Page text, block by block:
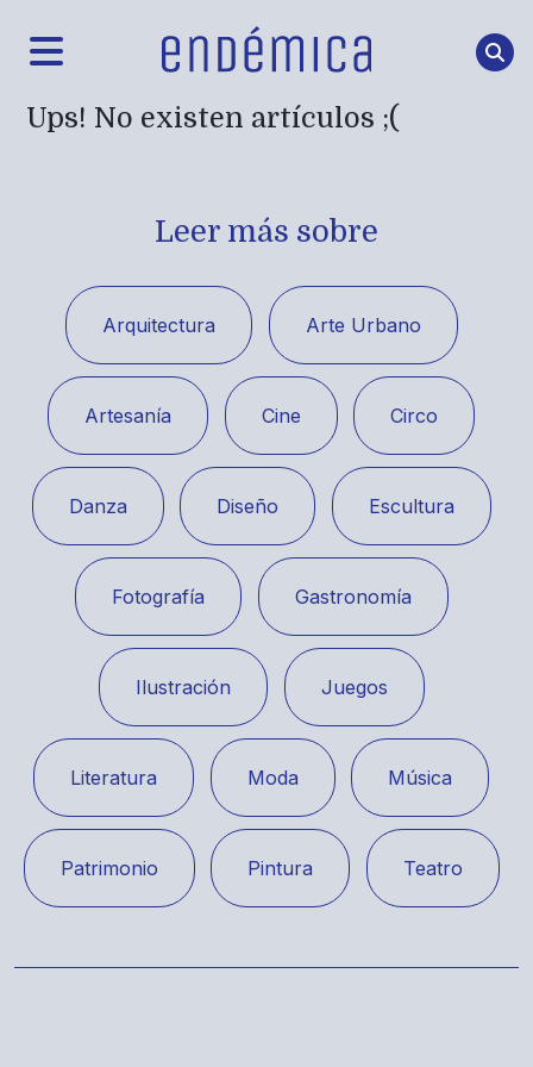
Ups! No existen artículos ;(
Leer más sobre
Arquitectura Arte Urbano
Artesanía Cine Circo
Danza Diseño Escultura
Fotografía Gastronomía
Ilustración Juegos
Literatura Moda Música
Patrimonio Pintura Teatro